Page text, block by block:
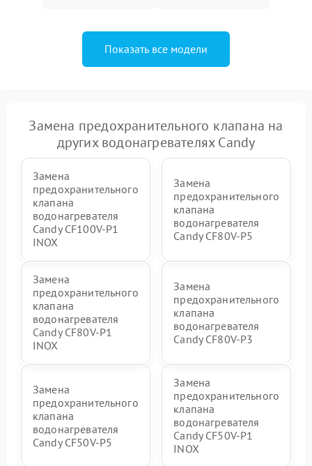
Показать все модели
Замена предохранительного клапана на
других водонагревателях Candy
Замена
предохранительного
клапана
водонагревателя
Candy CF100V-P1
INOX
Замена
предохранительного
клапана
водонагревателя
Candy CF80V-P5
Замена
предохранительного
клапана
водонагревателя
Candy CF80V-P1
INOX
Замена
предохранительного
клапана
водонагревателя
Candy CF80V-P3
Замена
предохранительного
клапана
водонагревателя
Candy CF50V-P5
Замена
предохранительного
клапана
водонагревателя
Candy CF50V-P1
INOX